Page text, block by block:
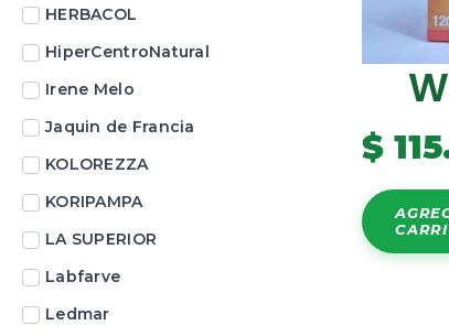
HERBACOL
HiperCentroNatural
Irene Melo
Jaquin de Francia
KOLOREZZA
KORIPAMPA
LA SUPERIOR
Labfarve
Ledmar
$